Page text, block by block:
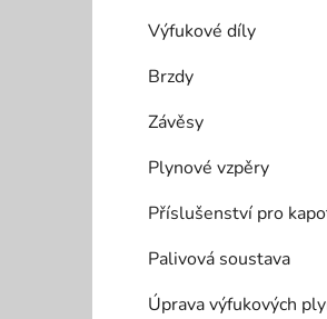
Výfukové díly
Brzdy
Závěsy
Plynové vzpěry
Příslušenství pro
Palivová soustava
Úprava výfukových